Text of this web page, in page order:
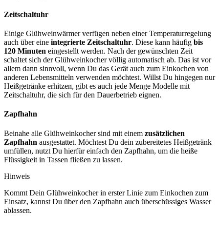
Zeitschaltuhr
Einige Glühweinwärmer verfügen neben einer Temperaturregelung
auch über eine integrierte Zeitschaltuhr. Diese kann häufig bis
120 Minuten eingestellt werden. Nach der gewünschten Zeit
schaltet sich der Glühweinkocher völlig automatisch ab. Das ist vor
allem dann sinnvoll, wenn Du das Gerät auch zum Einkochen von
anderen Lebensmitteln verwenden möchtest. Willst Du hingegen nur
Heißgetränke erhitzen, gibt es auch jede Menge Modelle mit
Zeitschaltuhr, die sich für den Dauerbetrieb eignen.
Zapfhahn
Beinahe alle Glühweinkocher sind mit einem zusätzlichen
Zapfhahn ausgestattet. Möchtest Du dein zubereitetes Heißgetränk
umfüllen, nutzt Du hierfür einfach den Zapfhahn, um die heiße
Flüssigkeit in Tassen fließen zu lassen.
Hinweis
Kommt Dein Glühweinkocher in erster Linie zum Einkochen zum
Einsatz, kannst Du über den Zapfhahn auch überschüssiges Wasser
ablassen.